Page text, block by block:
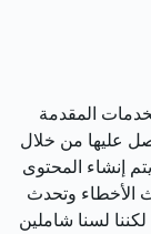
المقدمة
عليها من خلال
إنشاء المحتوى
الأخطاء وتحدث
لسنا شاملين